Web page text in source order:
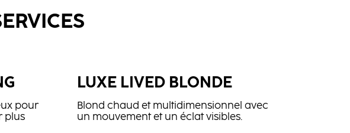
pour
plus
LUXE LIVED BLONDE
Blond chaud et multidimensionnel avec
un mouvement et un éclat visibles.